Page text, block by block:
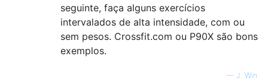
seguinte, faça alguns exercícios
intervalados de alta intensidade, com ou
sem pesos. Crossfit.com ou P90X são bons
exemplos.
— J. Win.